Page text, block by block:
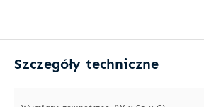
Szczegóły techniczne